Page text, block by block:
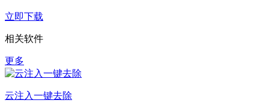
立即下载
相关软件
更多
云注入一键去除